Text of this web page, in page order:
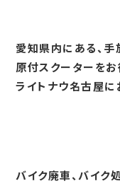
愛知県内にある、手
原付スクーターを
ライトナウ名古屋
バイク廃車、バイク